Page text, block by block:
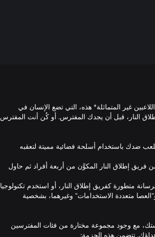
غير المتماثلة* هذه، التي تضع الإنسان في
النار، قبل أن يجدك المفترس. أو كُن أنت المفترس
ضدك باستخدام أسلحة فضائية مميتة لتعقبه
فريق إطلاق النار المكوَّن من أربعة أفراد ثم حاول
متطورة كفريق إطلاق النار، أو استخدم تكنولوجيا
متعددة الاستخدامات" وغيرهما، بشخصية
مع وجود مجموعة مختارة من فئات المفترسين